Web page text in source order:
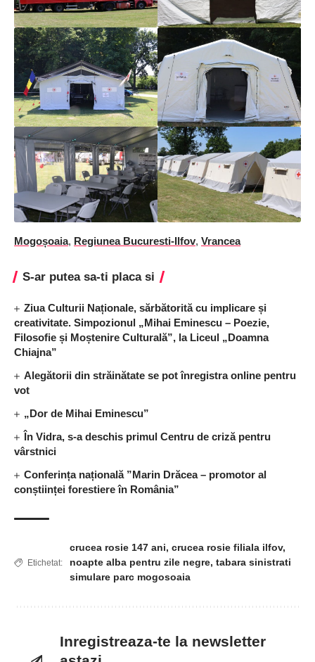
Mogoșoaia, Regiunea Bucuresti-Ilfov, Vrancea
S-ar putea sa-ti placa si
Ziua Culturii Naționale, sărbătorită cu implicare și
creativitate. Simpozionul „Mihai Eminescu – Poezie,
Filosofie și Moștenire Culturală”, la Liceul „Doamna
Chiajna”
Alegătorii din străinătate se pot înregistra online pentru
vot
„Dor de Mihai Eminescu”
În Vidra, s-a deschis primul Centru de criză pentru
vârstnici
Conferința națională ”Marin Drăcea – promotor al
conștiinței forestiere în România”
Etichetat:
crucea rosie 147 ani, crucea rosie filiala ilfov,
noapte alba pentru zile negre, tabara sinistrati
simulare parc mogosoaia
Inregistreaza-te la newsletter